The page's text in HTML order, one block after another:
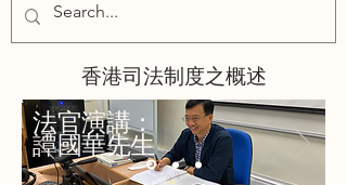
香港司法制度之概述
法官演講：
譚國華先生